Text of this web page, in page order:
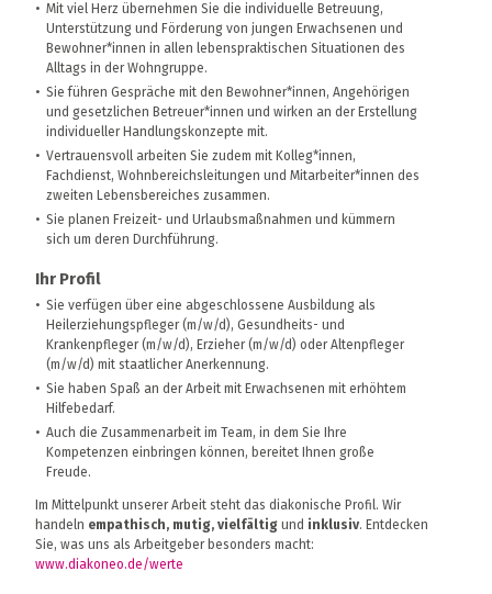
Mit viel Herz übernehmen Sie die individuelle Betreuung,
Unterstützung und Förderung von jungen Erwachsenen und
Bewohner*innen in allen lebenspraktischen Situationen des
Alltags in der Wohngruppe.
Sie führen Gespräche mit den Bewohner*innen, Angehörigen
und gesetzlichen Betreuer*innen und wirken an der Erstellung
individueller Handlungskonzepte mit.
Vertrauensvoll arbeiten Sie zudem mit Kolleg*innen,
Fachdienst, Wohnbereichsleitungen und Mitarbeiter*innen des
zweiten Lebensbereiches zusammen.
Sie planen Freizeit- und Urlaubsmaßnahmen und kümmern
sich um deren Durchführung.
Ihr Profil
Sie verfügen über eine abgeschlossene Ausbildung als
Heilerziehungspfleger (m/w/d), Gesundheits- und
Krankenpfleger (m/w/d), Erzieher (m/w/d) oder Altenpfleger
(m/w/d) mit staatlicher Anerkennung.
Sie haben Spaß an der Arbeit mit Erwachsenen mit erhöhtem
Hilfebedarf.
Auch die Zusammenarbeit im Team, in dem Sie Ihre
Kompetenzen einbringen können, bereitet Ihnen große
Freude.
Im Mittelpunkt unserer Arbeit steht das diakonische Profil. Wir
handeln empathisch, mutig, vielfältig und inklusiv. Entdecken
Sie, was uns als Arbeitgeber besonders macht:
www.diakoneo.de/werte